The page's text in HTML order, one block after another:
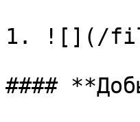
1. ![](/
####